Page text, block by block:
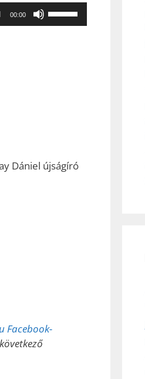
00:00
A
hangerő
Dániel újságíró
Facebook-